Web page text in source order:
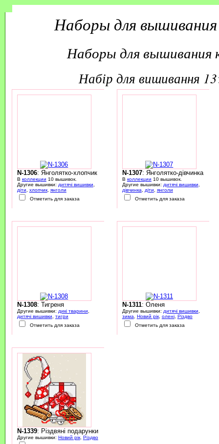
Наборы для
Наборы для вышивания
набір для вишивання
N-1306: Янголятко-хлопчик
В коллекции 10 вышивок.
Другие вышивки: дитячі вишивки
діти
хлопчик, янголи
Отметить для заказа
N-1307: Янголятко-дівчинка
В коллекции 10 вышивок.
Другие вышивки: дитячі вишивки
дівчинка
діти
янголи
Отметить для заказа
N-1308: Тигреня
Другие вышивки: дикі тварини
дитячі вишивки
тигри
Отметить для заказа
N-1311: Оленя
Другие вышивки: дитячі вишивки
зима
Новий рік, олені, Різдво
Отметить для заказа
N-1339: Різдвяні подарунки
Другие вышивки: Новий рік, Різдво